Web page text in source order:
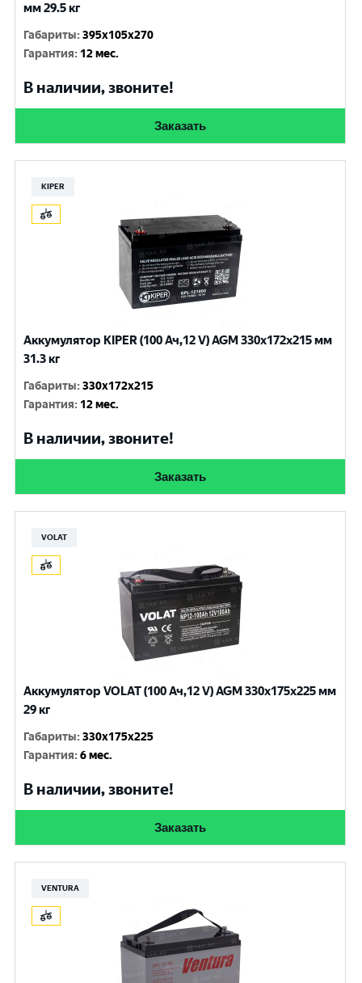
мм 29.5 кг
Габариты:395x105x270
Гарантия: 12 мес.
В наличии, звоните!
Заказать
KIPER
Аккумулятор KIPER (100 Ач,12 V) AGM 330x172x215 мм
31.3 кг
Габариты:330x172x215
Гарантия: 12 мес.
В наличии, звоните!
Заказать
VOLAT
Аккумулятор VOLAT (100 Ач,12 V) AGM 330x175x225 мм
29 кг
Габариты:330x175x225
Гарантия:6 мес.
В наличии, звоните!
Заказать
VENTURA